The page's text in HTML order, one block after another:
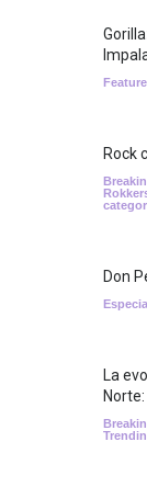
Rock
Don
La